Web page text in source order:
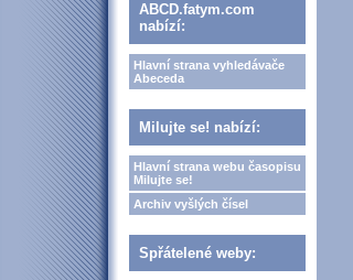
ABCD.fatym.com
nabízí:
Hlavní strana vyhledávače
Abeceda
Milujte se! nabízí:
Hlavní strana webu časopisu
Milujte se!
Archiv vyšlých čísel
Spřátelené weby: